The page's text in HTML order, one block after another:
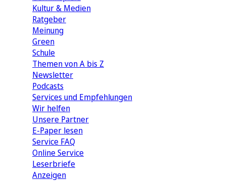
Kultur & Medien
Ratgeber
Meinung
Green
Schule
Themen von A bis Z
Newsletter
Podcasts
Services und Empfehlungen
Wir helfen
Unsere Partner
E-Paper lesen
Service FAQ
Online Service
Leserbriefe
Anzeigen